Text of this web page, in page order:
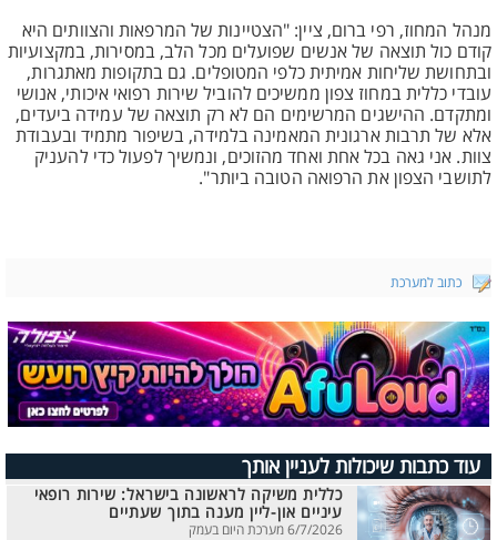
מנהל המחוז, רפי ברום, ציין: "הצטיינות של המרפאות והצוותים היא
קודם כול תוצאה של אנשים שפועלים מכל הלב, במסירות, במקצועיות
ובתחושת שליחות אמיתית כלפי המטופלים. גם בתקופות מאתגרות,
עובדי כללית במחוז צפון ממשיכים להוביל שירות רפואי איכותי, אנושי
ומתקדם. ההישגים המרשימים הם לא רק תוצאה של עמידה ביעדים,
אלא של תרבות ארגונית המאמינה בלמידה, בשיפור מתמיד ובעבודת
צוות. אני גאה בכל אחת ואחד מהזוכים, ונמשיך לפעול כדי להעניק
לתושבי הצפון את הרפואה הטובה ביותר".
כתוב למערכת
עוד כתבות שיכולות לעניין אותך
כללית משיקה לראשונה בישראל: שירות רופאי
עיניים און-ליין מענה בתוך שעתיים
6/7/2026 מערכת היום בעמק